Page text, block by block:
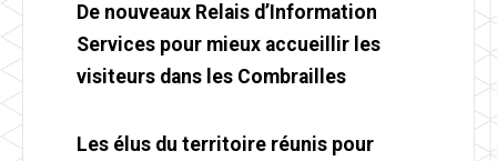
De nouveaux Relais d’Information
Services pour mieux accueillir les
visiteurs dans les Combrailles
Les élus du territoire réunis pour